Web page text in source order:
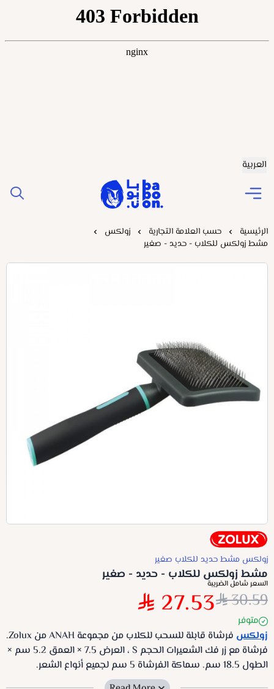
العربية
Baboonstore
الرئيسية حسب العلامة التجارية
زولكس
مشط زولكس للكلاب - حديد - صغير
زولكس مشط حديد للكلاب صغير
مشط زولكس للكلاب - حديد - صغير
السعر شامل الضريبة
30.59
27.53 متوفر
زولكس
فرشاة قابلة للسحب للكلاب من مجموعة ANAH من Zolux.
فرشاة مع زر فك الشعيرات الحجم S ، العرض 7.5 × العمق 5.2 سم ×
الطول 18.5 سم. سماكة الفرشاة 5 سم لجميع أنواع الشعر.
بلاستيك ABS متين وقوي ، ناعم الملمس ، قبضة جيدة بفضل